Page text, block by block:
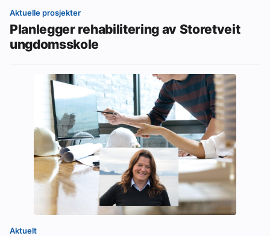
Aktuelle prosjekter
Planlegger rehabilitering av Storetveit
ungdomsskole
Aktuelt